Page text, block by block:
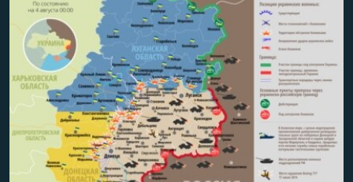
ПОБЕДИТЕЛЕЙ НЕ СУДЯТ?
КРЫМ.НЕПОКОРЕННЫЙ
ELIFBE
УКРАИНСКАЯ ПРОБЛЕМА КРЫМА
ПРИСОЕДИНЯЙТЕСЬ!
Все сайты RFE/RL